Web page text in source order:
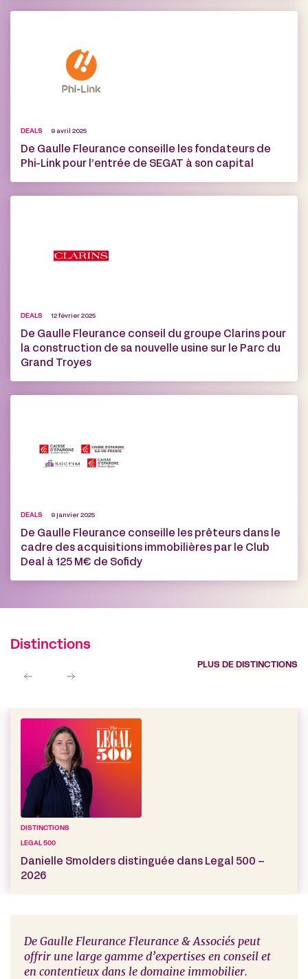
DEALS 9 avril 2025
De Gaulle Fleurance conseille les fondateurs de
Phi-Link pour l’entrée de SEGAT à son capital
DEALS 12 février 2025
De Gaulle Fleurance conseil du groupe Clarins pour
la construction de sa nouvelle usine sur le Parc du
Grand Troyes
DEALS 9 janvier 2025
De Gaulle Fleurance conseille les prêteurs dans le
cadre des acquisitions immobilières par le Club
Deal à 125 M€ de Sofidy
Distinctions
PLUS DE DISTINCTIONS
DISTINCTIONS
LEGAL 500
Danielle Smolders distinguée dans Legal 500 –
2026
De Gaulle Fleurance Fleurance & Associés peut
offrir une large gamme d’expertises en conseil et
en contentieux dans le domaine immobilier.